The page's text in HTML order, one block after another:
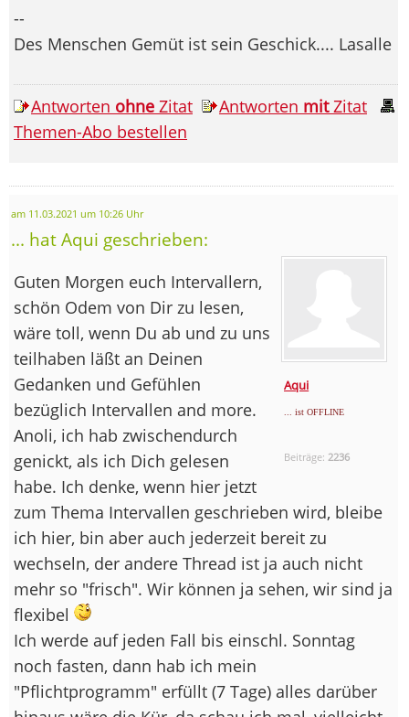
--
Des Menschen Gemüt ist sein Geschick.... Lasalle
Antworten ohne Zitat Antworten mitZitat
Themen-Abo bestellen
am 11.03.2021 um 10:26 Uhr
... hat Aqui geschrieben:
Aqui
... ist OFFLINE
Beiträge: 2236
Guten Morgen euch Intervallern,
schön Odem von Dir zu lesen,
wäre toll, wenn Du ab und zu uns
teilhaben läßt an Deinen
Gedanken und Gefühlen
bezüglich Intervallen and more.
Anoli, ich hab zwischendurch
genickt, als ich Dich gelesen
habe. Ich denke, wenn hier jetzt
zum Thema Intervallen geschrieben wird, bleibe
ich hier, bin aber auch jederzeit bereit zu
wechseln, der andere Thread ist ja auch nicht
mehr so "frisch". Wir können ja sehen, wir sind ja
flexibel
Ich werde auf jeden Fall bis einschl. Sonntag
noch fasten, dann hab ich mein
"Pflichtprogramm" erfüllt (7 Tage) alles darüber